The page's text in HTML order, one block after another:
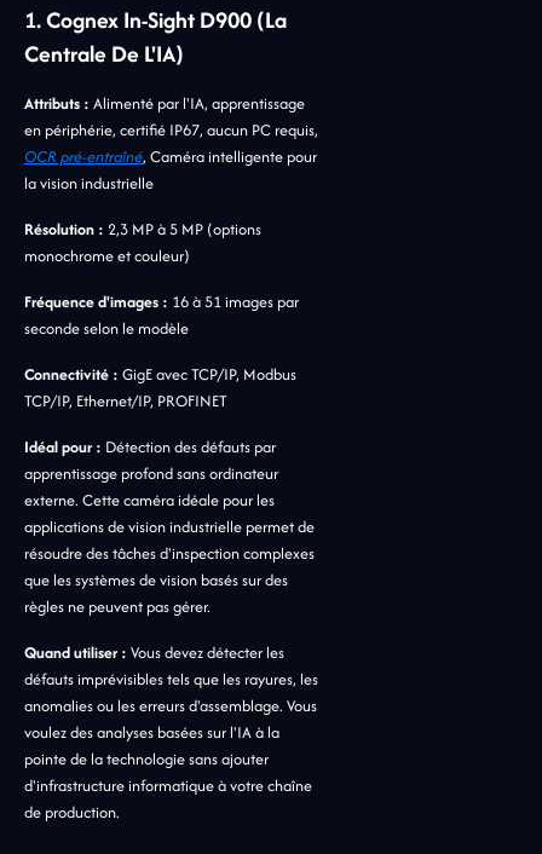
1. Cognex In-Sight D900 (la
Centrale De L'IA)
Attributs : Alimenté par l'IA, apprentissage
en périphérie, certifié IP67, aucun PC requis,
OCR pré-entraîné, Caméra intelligente pour
la vision industrielle
Résolution : 2,3 MP à 5 MP (options
monochrome et couleur)
Fréquence d'images : 16 à 51 images par
seconde selon le modèle
Connectivité : GigE avec TCP/IP, Modbus
TCP/IP, Ethernet/IP, PROFINET
Idéal pour : Détection des défauts par
apprentissage profond sans ordinateur
externe. Cette caméra idéale pour les
applications de vision industrielle permet de
résoudre des tâches d'inspection complexes
que les systèmes de vision basés sur des
règles ne peuvent pas gérer.
Quand utiliser : Vous devez détecter les
défauts imprévisibles tels que les rayures, les
anomalies ou les erreurs d'assemblage. Vous
voulez des analyses basées sur l'IA à la
pointe de la technologie sans ajouter
d'infrastructure informatique à votre chaîne
de production.